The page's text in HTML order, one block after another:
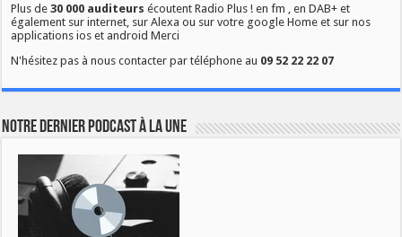
Plus de30 000 auditeurs écoutent Radio Plus ! en fm , en DAB+ et
également sur internet, sur Alexa ou sur votre google Home et sur nos
applications ios et android Merci
N'hésitez pas à nous contacter par téléphone au 09 52 22 22 07
Notre dernier podcast à la une